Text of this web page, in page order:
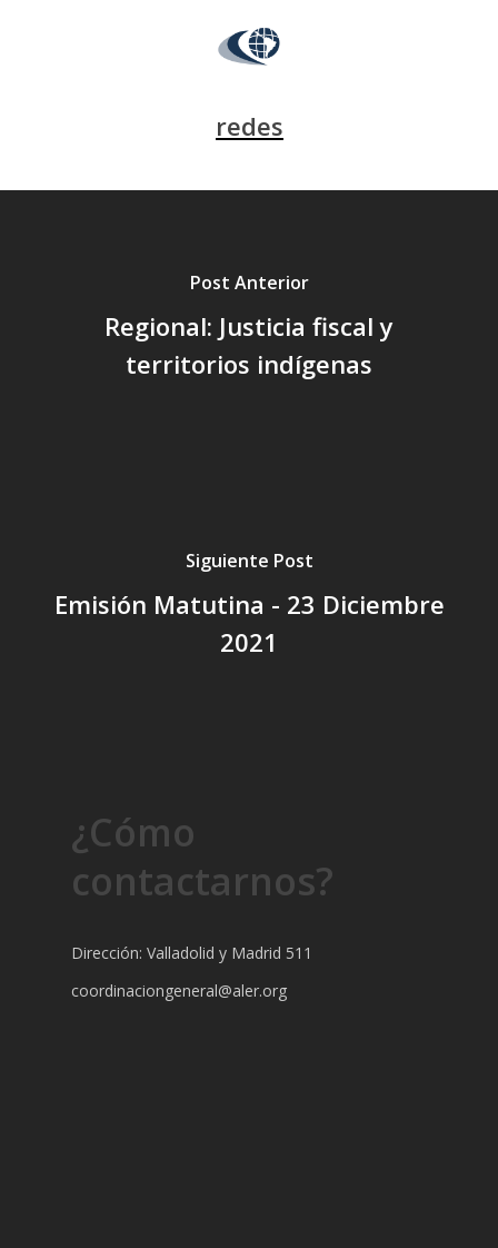
redes
Post Anterior
Regional: Justicia fiscal y
territorios indígenas
Siguiente Post
Emisión Matutina - 23 Diciembre
2021
¿Cómo
contactarnos?
Dirección: Valladolid y Madrid 511
coordinaciongeneral@aler.org